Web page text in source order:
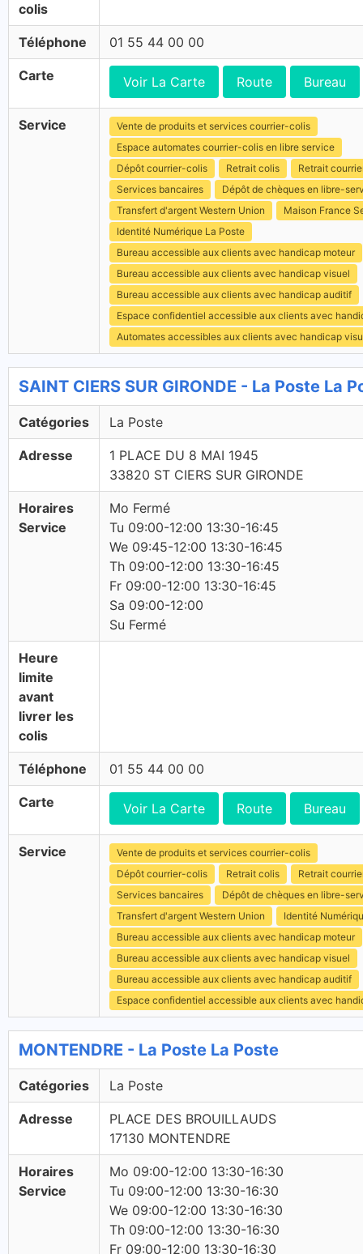
colis
Téléphone 01 55 44 00 00
Carte Voir La Carte Route Bureau
Service
Vente de produits et services courrier-colis
Espace automates courrier-colis en libre service
Dépôt courrier-colis
Retrait colis
Retrait
Services bancaires
Dépôt de chèques en libre-
Transfert d'argent Western Union
Maison France
Identité Numérique La Poste
Bureau accessible aux clients avec handicap moteur
Bureau accessible aux clients avec handicap visuel
Bureau accessible aux clients avec handicap auditif
Espace confidentiel accessible aux clients avec
Automates accessibles aux clients avec handicap
SAINT CIERS SUR GIRONDE - La Poste La
Catégories La Poste
Adresse
1 PLACE DU 8 MAI 1945
33820 ST CIERS SUR GIRONDE
Horaires
Service
Mo Fermé
Tu 09:00-12:00 13:30-16:45
We 09:45-12:00 13:30-16:45
Th 09:00-12:00 13:30-16:45
Fr 09:00-12:00 13:30-16:45
Sa 09:00-12:00
Su Fermé
Heure
limite
avant
livrer les
colis
Téléphone 01 55 44 00 00
Carte Voir La Carte Route Bureau
Service
Vente de produits et services courrier-colis
Dépôt courrier-colis
Retrait colis
Retrait
Services bancaires
Dépôt de chèques en libre-
Transfert d'argent Western Union
Identité
Bureau accessible aux clients avec handicap moteur
Bureau accessible aux clients avec handicap visuel
Bureau accessible aux clients avec handicap auditif
Espace confidentiel accessible aux clients avec
MONTENDRE - La Poste La Poste
Catégories La Poste
Adresse
PLACE DES BROUILLAUDS
17130 MONTENDRE
Horaires
Service
Mo 09:00-12:00 13:30-16:30
Tu 09:00-12:00 13:30-16:30
We 09:00-12:00 13:30-16:30
Th 09:00-12:00 13:30-16:30
Fr 09:00-12:00 13:30-16:30